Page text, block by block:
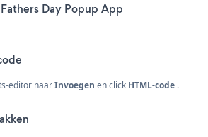
Day Popup App
editor naarInvoegen en click HTML-code .